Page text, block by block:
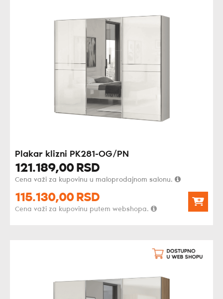
Plakar klizni PK281-OG/PN
121.189,00 RSD
Cena važi za kupovinu u maloprodajnom salonu.
115.130,00 RSD
Cena važi za kupovinu putem webshopa.